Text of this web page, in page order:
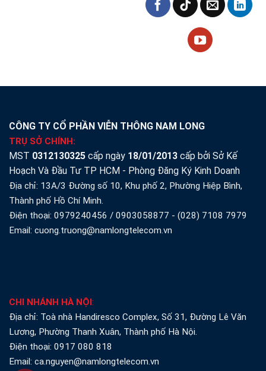
CÔNG TY CỔ PHẦN VIỄN THÔNG NAM LONG
TRỤ SỞ CHÍNH:
MST 0312130325 cấp ngày 18/01/2013 cấp bởi Sở Kế
Hoạch Và Đầu Tư TP HCM - Phòng Đăng Ký Kinh Doanh
Địa chỉ: 13A/3 Đường số 10, Khu phố 2, Phường Hiệp Bình,
Thành phố Hồ Chí Minh.
Điện thoại: 0979240456 / 0903058877 - (028) 7108 7979
Email: cuong.truong@namlongtelecom.vn
CHI NHÁNH HÀ NỘI:
Địa chỉ: Toà nhà Handiresco Complex, Số 31, Đường Lê Văn
Lương, Phường Thanh Xuân, Thành phố Hà Nội.
Điện thoại: 0917 080 818
Email: ca.nguyen@namlongtelecom.vn